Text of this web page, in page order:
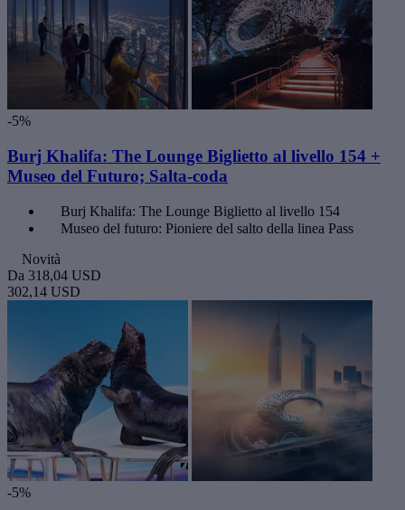
-5%
Burj Khalifa: The Lounge Biglietto al livello 154 +
Museo del Futuro; Salta-coda
Burj Khalifa: The Lounge Biglietto al livello 154
Museo del futuro: Pioniere del salto della linea Pass
Novità
Da 318,04 USD
302,14 USD
-5%